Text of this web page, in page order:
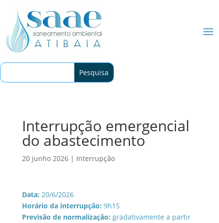
Interrupção emergencial
do abastecimento
20 junho 2026| Interrupção
Data: 20/6/2026
Horário da interrupção: 9h15
Previsão de normalização: gradativamente a partir